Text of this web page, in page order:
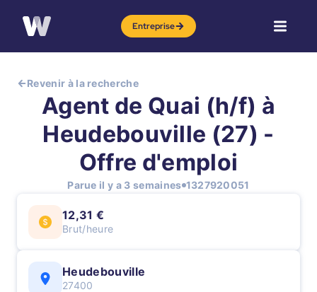
Entreprise
Revenir à la recherche
Agent de Quai (h/f) à
Heudebouville (27) -
Offre d'emploi
Parue il y a 3 semaines 1327920051
12,31 €
Brut/heure
Heudebouville
27400